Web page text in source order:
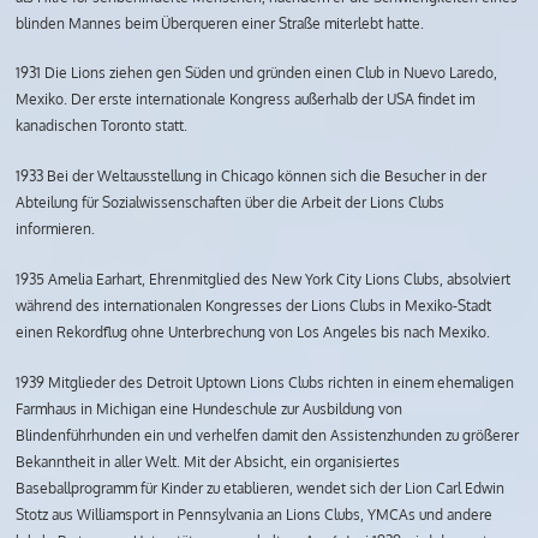
blinden Mannes beim Überqueren einer Straße miterlebt hatte.
1931 Die Lions ziehen gen Süden und gründen einen Club in Nuevo Laredo,
Mexiko. Der erste internationale Kongress außerhalb der USA findet im
kanadischen Toronto statt.
1933 Bei der Weltausstellung in Chicago können sich die Besucher in der
Abteilung für Sozialwissenschaften über die Arbeit der Lions Clubs
informieren.
1935 Amelia Earhart, Ehrenmitglied des New York City Lions Clubs, absolviert
während des internationalen Kongresses der Lions Clubs in Mexiko-Stadt
einen Rekordflug ohne Unterbrechung von Los Angeles bis nach Mexiko.
1939 Mitglieder des Detroit Uptown Lions Clubs richten in einem ehemaligen
Farmhaus in Michigan eine Hundeschule zur Ausbildung von
Blindenführhunden ein und verhelfen damit den Assistenzhunden zu größerer
Bekanntheit in aller Welt. Mit der Absicht, ein organisiertes
Baseballprogramm für Kinder zu etablieren, wendet sich der Lion Carl Edwin
Stotz aus Williamsport in Pennsylvania an Lions Clubs, YMCAs und andere